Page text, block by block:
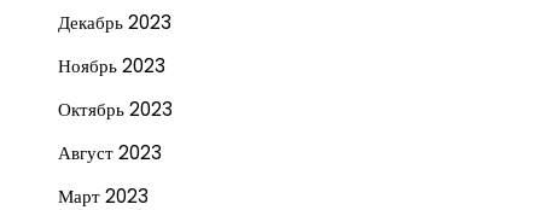
Декабрь 2023
Ноябрь 2023
Октябрь 2023
Август 2023
Март 2023